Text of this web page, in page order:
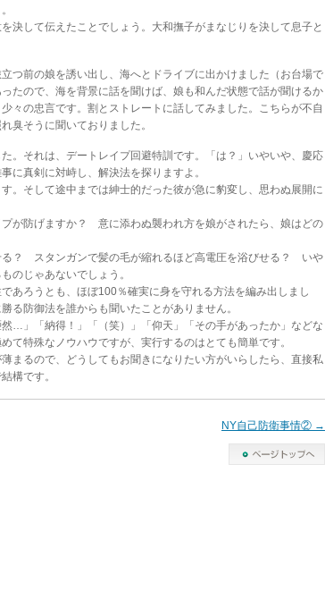
決して伝えたことでしょう。大和撫子がまなじりを決して息子と
つ前の娘を誘い出し、海へとドライブに出かけました（お台場で
たので、海を背景に話を聞けば、娘も和んだ状態で話が聞けるか
々の忠言です。割とストレートに話してみました。こちらが不自
臭そうに聞いておりました。
。それは、デートレイプ回避特訓です。「は？」いやいや、慶応
に真剣に対峙し、解決法を探りますよ。
。そして途中までは紳士的だった彼が急に豹変し、思わぬ展開に
が防げますか？ 意に添わぬ襲われ方を娘がされたら、娘はどの
？ スタンガンで髪の毛が縮れるほど高電圧を浴びせる？ いや
のじゃあないでしょう。
あろうとも、ほぼ100％確実に身を守れる方法を編み出しまし
る防御法を誰からも聞いたことがありません。
…」「納得！」「（笑）」「仰天」「その手があったか」などな
て特殊なノウハウですが、実行するのはとても簡単です。
まるので、どうしてもお聞きになりたい方がいらしたら、直接私
構です。
NY自己防衛事情② →